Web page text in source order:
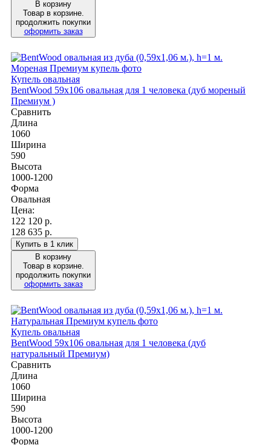
В корзину
Товар в корзине.
продолжить покупки
оформить заказ
Купель овальная
BentWood 59х106 овальная для 1 человека (дуб мореный
Премиум )
Сравнить
Длина
1060
Ширина
590
Высота
1000-1200
Форма
Овальная
Цена:
122 120 р.
128 635 р.
Купить в 1 клик
В корзину
Товар в корзине.
продолжить покупки
оформить заказ
Купель овальная
BentWood 59х106 овальная для 1 человека (дуб
натуральный Премиум)
Сравнить
Длина
1060
Ширина
590
Высота
1000-1200
Форма